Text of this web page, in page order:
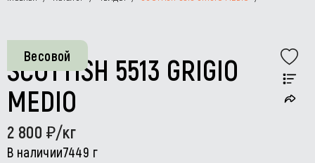
Весовой
SCOTTISH 5513 GRIGIO
MEDIO
2 800 /кг
В наличии7449 г